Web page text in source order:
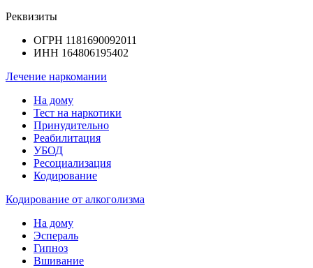
Реквизиты
ОГРН 1181690092011
ИНН 164806195402
Лечение наркомании
На дому
Тест на наркотики
Принудительно
Реабилитация
УБОД
Ресоциализация
Кодирование
Кодирование от алкоголизма
На дому
Эспераль
Гипноз
Вшивание